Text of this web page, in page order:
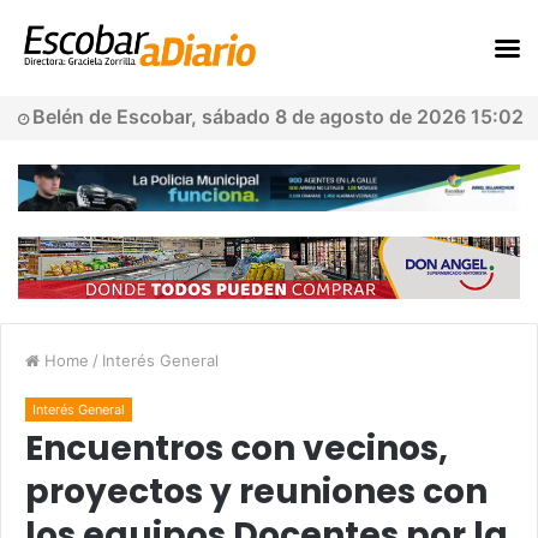
Belén de Escobar, sábado 8 de agosto de 2026 15:02
Home / Interés General
Interés General
Encuentros con vecinos,
proyectos y reuniones con